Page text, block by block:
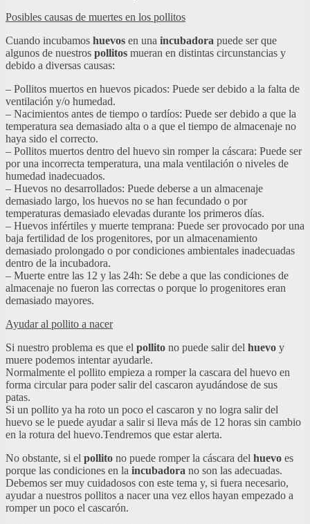
Posibles causas de muertes en los pollitos
Cuando incubamos huevos en una incubadora puede ser que
algunos de nuestros pollitos mueran en distintas circunstancias y
debido a diversas causas:
– Pollitos muertos en huevos picados: Puede ser debido a la falta de
ventilación y/o humedad.
– Nacimientos antes de tiempo o tardíos: Puede ser debido a que la
temperatura sea demasiado alta o a que el tiempo de almacenaje no
haya sido el correcto.
– Pollitos muertos dentro del huevo sin romper la cáscara: Puede ser
por una incorrecta temperatura, una mala ventilación o niveles de
humedad inadecuados.
– Huevos no desarrollados: Puede deberse a un almacenaje
demasiado largo, los huevos no se han fecundado o por
temperaturas demasiado elevadas durante los primeros días.
– Huevos infértiles y muerte temprana: Puede ser provocado por una
baja fertilidad de los progenitores, por un almacenamiento
demasiado prolongado o por condiciones ambientales inadecuadas
dentro de la incubadora.
– Muerte entre las 12 y las 24h: Se debe a que las condiciones de
almacenaje no fueron las correctas o porque lo progenitores eran
demasiado mayores.
Ayudar al pollito a nacer
Si nuestro problema es que el pollito no puede salir del huevo y
muere podemos intentar ayudarle.
Normalmente el pollito empieza a romper la cascara del huevo en
forma circular para poder salir del cascaron ayudándose de sus
patas.
Si un pollito ya ha roto un poco el cascaron y no logra salir del
huevo se le puede ayudar a salir si lleva más de 12 horas sin cambio
en la rotura del huevo.Tendremos que estar alerta.
No obstante, si el pollito no puede romper la cáscara del huevo es
porque las condiciones en la incubadora no son las adecuadas.
Debemos ser muy cuidadosos con este tema y, si fuera necesario,
ayudar a nuestros pollitos a nacer una vez ellos hayan empezado a
romper un poco el cascarón.